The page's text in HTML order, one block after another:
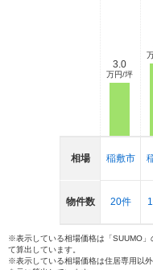
相場
物件数
3.0
万円/坪
稲敷市
20件
※表示している相場価格は「SUUMO
て算出しています。
※表示している相場価格は住居専用以